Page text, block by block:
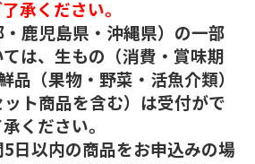
承ください。
鹿児島県・沖縄県）の一部
は、生もの（消費・賞味期
品（果物・野菜・活魚介類）
ト商品を含む）は受付がで
ください。
日以内の商品をお申込みの場